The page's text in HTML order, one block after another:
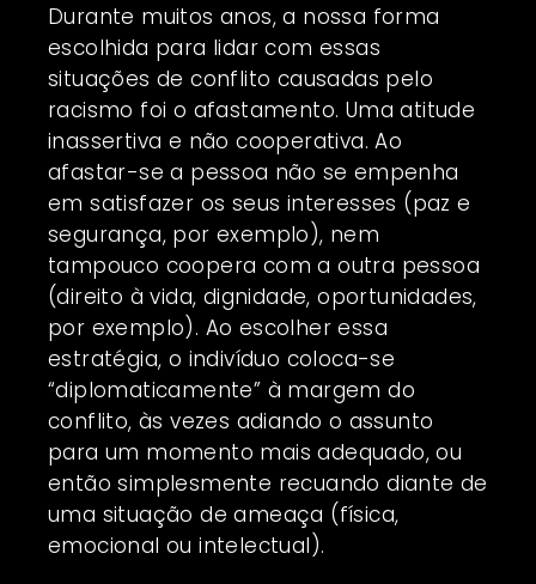
Durante muitos anos, a nossa forma
escolhida para lidar com essas
situações de conflito causadas pelo
racismo foi o afastamento. Uma atitude
inassertiva e não cooperativa. Ao
afastar-se a pessoa não se empenha
em satisfazer os seus interesses (paz e
segurança, por exemplo), nem
tampouco coopera com a outra pessoa
(direito à vida, dignidade, oportunidades,
por exemplo). Ao escolher essa
estratégia, o indivíduo coloca-se
“diplomaticamente” à margem do
conflito, às vezes adiando o assunto
para um momento mais adequado, ou
então simplesmente recuando diante de
uma situação de ameaça (física,
emocional ou intelectual).